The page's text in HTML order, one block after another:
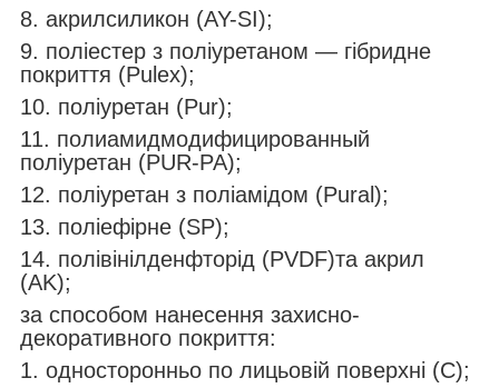
8. акрилсиликон (AY-SI);
9. поліестер з поліуретаном — гібридне
покриття (Pulex);
10. поліуретан (Pur);
11. полиамидмодифицированный
поліуретан (PUR-PA);
12. поліуретан з поліамідом (Pural);
13. поліефірне (SP);
14. полівінілденфторід (PVDF)та акрил
(AK);
за способом нанесення захисно-
декоративного покриття:
1. односторонньо по лицьовій поверхні (С);